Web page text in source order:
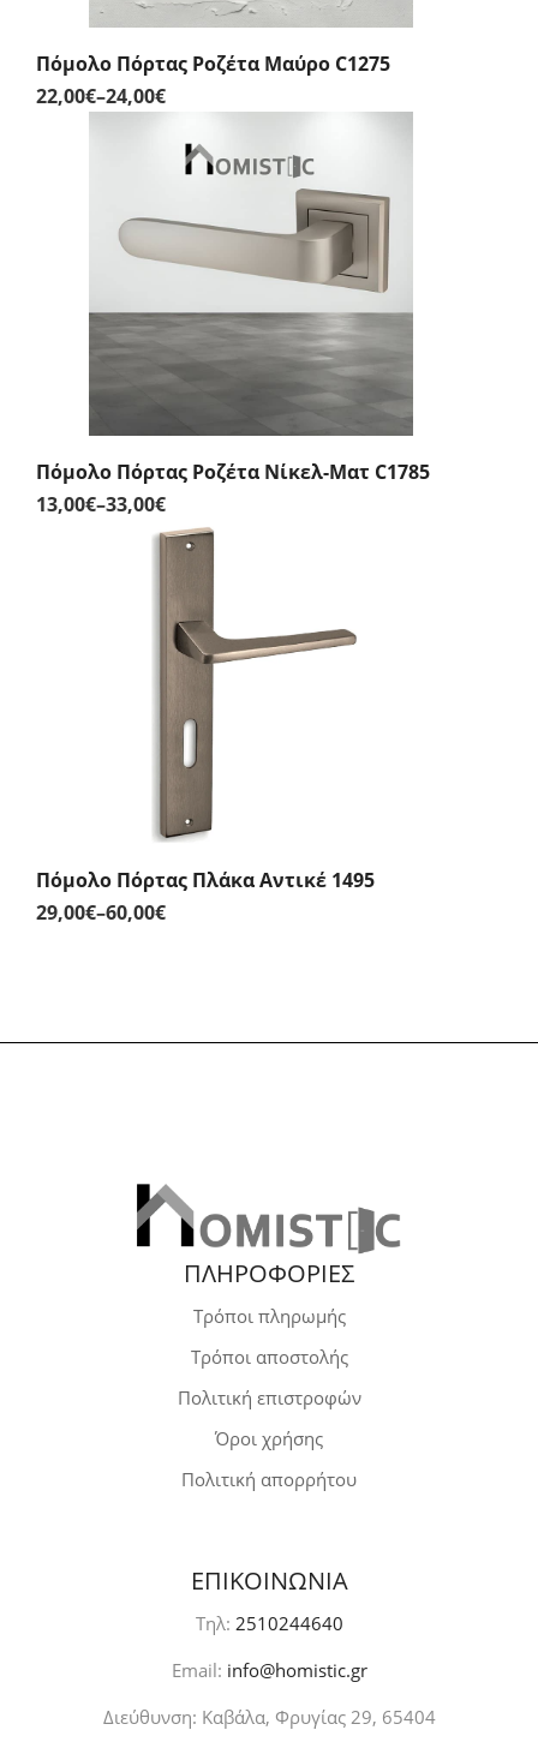
Πόμολο Πόρτας Ροζέτα Μαύρο C1275
22,00€–24,00€Price
range:
22,00€
24,00€
Πόμολο Πόρτας Ροζέτα Νίκελ-Ματ C1785
13,00€–33,00€Price
range:
33,00€
Πόμολο Πόρτας Πλάκα Αντικέ 1495
29,00€–60,00€Price
60,00€
ΠΛΗΡΟΦΟΡΙΕΣ
Τρόποι πληρωμής
Τρόποι αποστολής
Πολιτική επιστροφών
Όροι χρήσης
Πολιτική απορρήτου
ΕΠΙΚΟΙΝΩΝΙΑ
Τηλ: 2510244640
Email: info@homistic.gr
Διεύθυνση: Καβάλα, Φρυγίας 29, 65404